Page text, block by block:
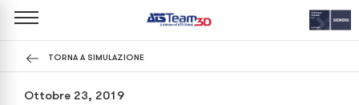
TORNA A SIMULAZIONE
Ottobre 23, 2019